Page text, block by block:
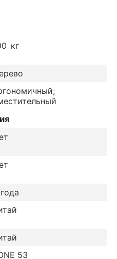
кг
53